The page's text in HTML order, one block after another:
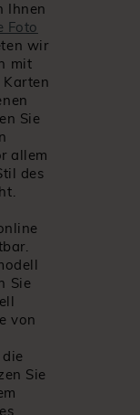
Ihnen
Foto
wir
mit
Karten
Sie
allem
des
Sie
von
Sie